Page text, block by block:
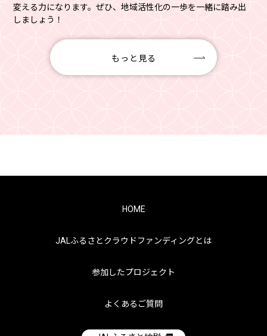
変える力になります。ぜひ、地域活性化の一歩を一緒に踏み出
しましょう！
もっと見る
HOME
JALふるさとクラウドファンディングとは
参加したプロジェクト
よくあるご質問